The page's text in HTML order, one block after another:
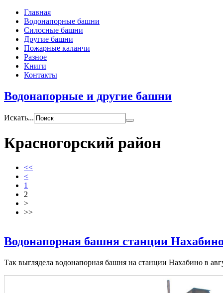
Главная
Водонапорные башни
Силосные башни
Другие башни
Пожарные каланчи
Разное
Книги
Контакты
Водонапорные и другие башни
Искать...
Красногорский район
<<
<
1
2
>
>>
Водонапорная башня станции
Так выглядела водонапорная башня на станции Нахабино в